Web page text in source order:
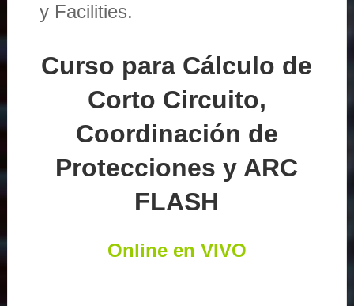
y Facilities.
Curso para Cálculo de
Corto Circuito,
Coordinación de
Protecciones y ARC
FLASH
Online en VIVO